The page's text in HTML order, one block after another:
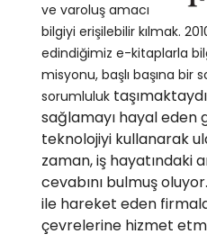
ve varoluş amacı
bilgiyi erişilebilir kılmak.
edindiğimiz e-kitaplarla
misyonu, başlı başına bir
sorumluluk
sağlamayı hayal eden
teknolojiyi kullanarak
zaman, iş hayatındaki
cevabını bulmuş
ile hareket eden
çevrelerine hizmet